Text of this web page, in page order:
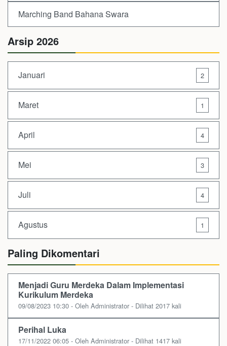
Marching Band Bahana Swara
Arsip 2026
Januari 2
Maret 1
April 4
Mei 3
Juli 4
Agustus 1
Paling Dikomentari
Menjadi Guru Merdeka Dalam Implementasi
Kurikulum Merdeka
09/08/2023 10:30 - Oleh Administrator - Dilihat 2017 kali
Perihal Luka
17/11/2022 06:05 - Oleh Administrator - Dilihat 1417 kali